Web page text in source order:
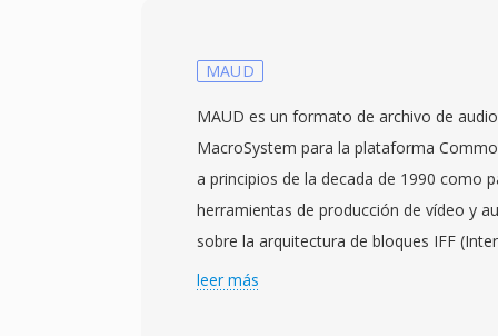
MAUD
MAUD es un formato de archivo de
MacroSystem para la plataforma
a principios de la decada de 1990 como
herramientas de producción de vídeo y
sobre la arquitectura de bloques IFF
Amiga, los archivos MAUD organizan los
leer más